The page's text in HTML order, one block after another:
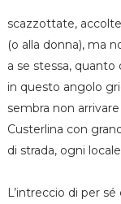
scazzottate,
(o alla donna), ma
a se stessa,
in questo angolo
sembra non
Custerlina con
di strada, ogni
L’intreccio di per